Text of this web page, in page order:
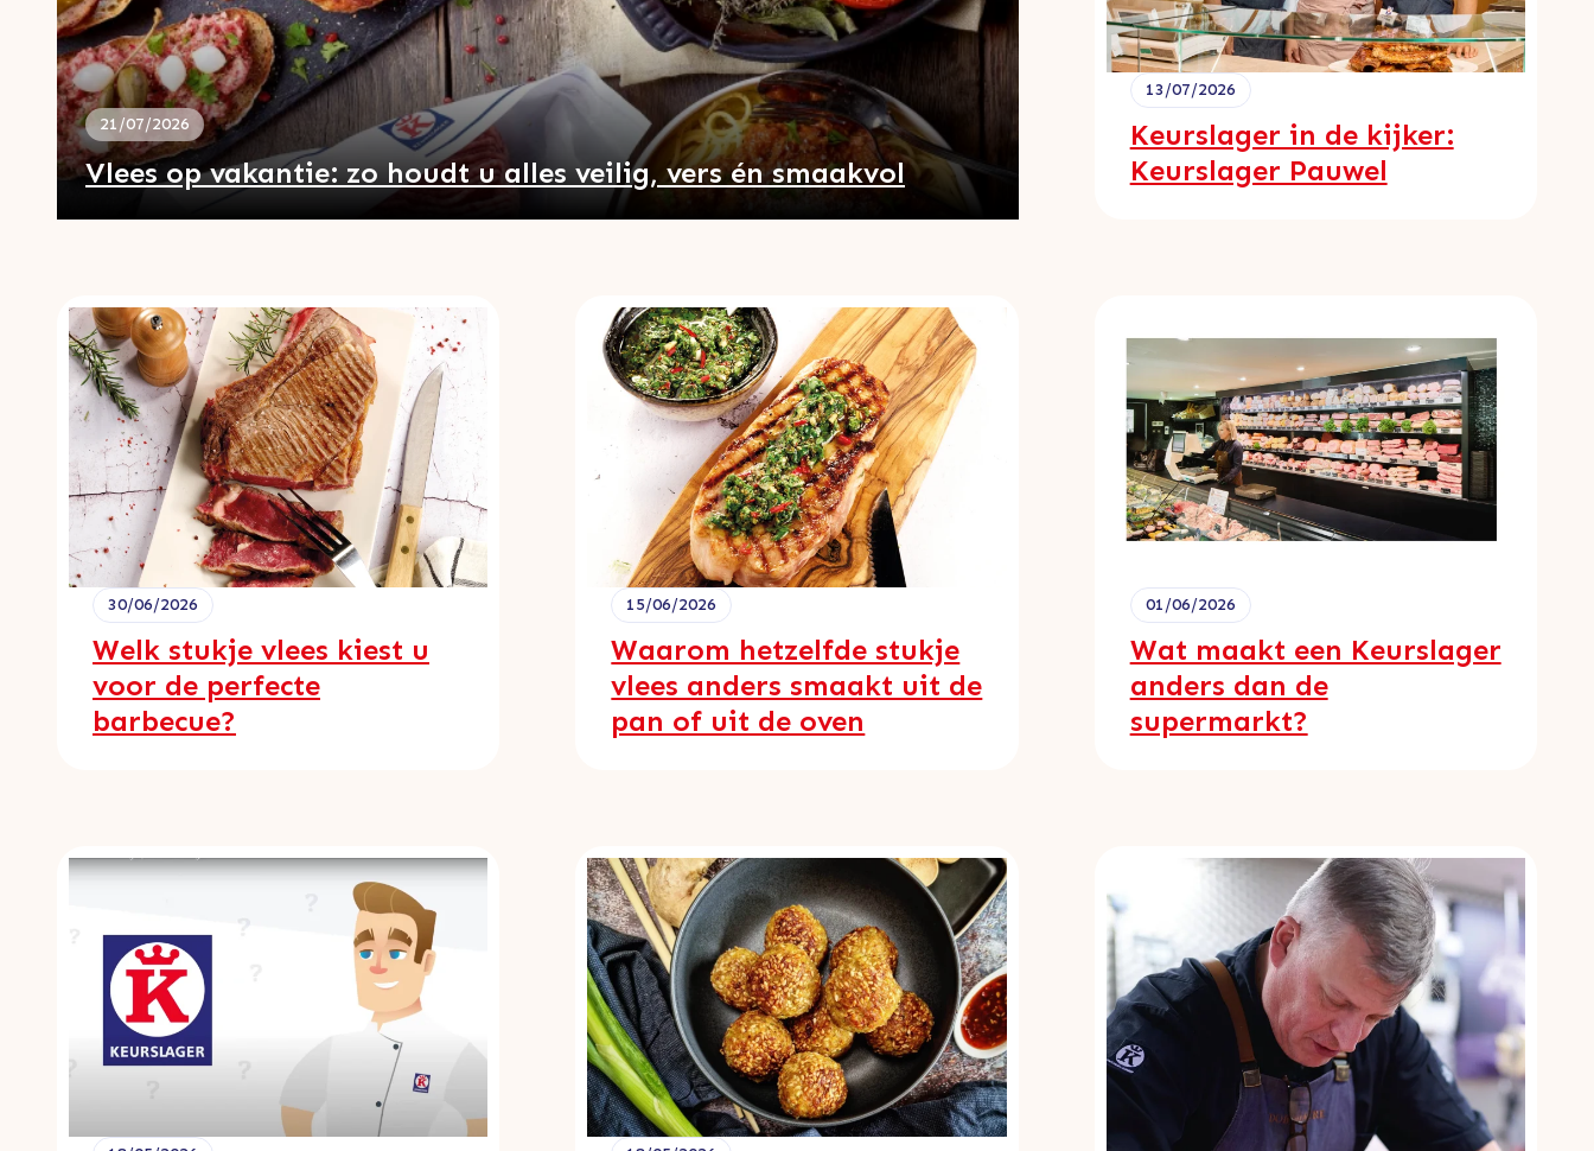
21/07/2026
Vlees op vakantie: zo houdt u alles veilig, vers én smaakvol
13/07/2026
Keurslager in de kijker:
Keurslager Pauwel
30/06/2026
Welk stukje vlees kiest u
voor de perfecte
barbecue?
15/06/2026
Waarom hetzelfde stukje
vlees anders smaakt uit de
pan of uit de oven
01/06/2026
Wat maakt een Keurslager
anders dan de
supermarkt?